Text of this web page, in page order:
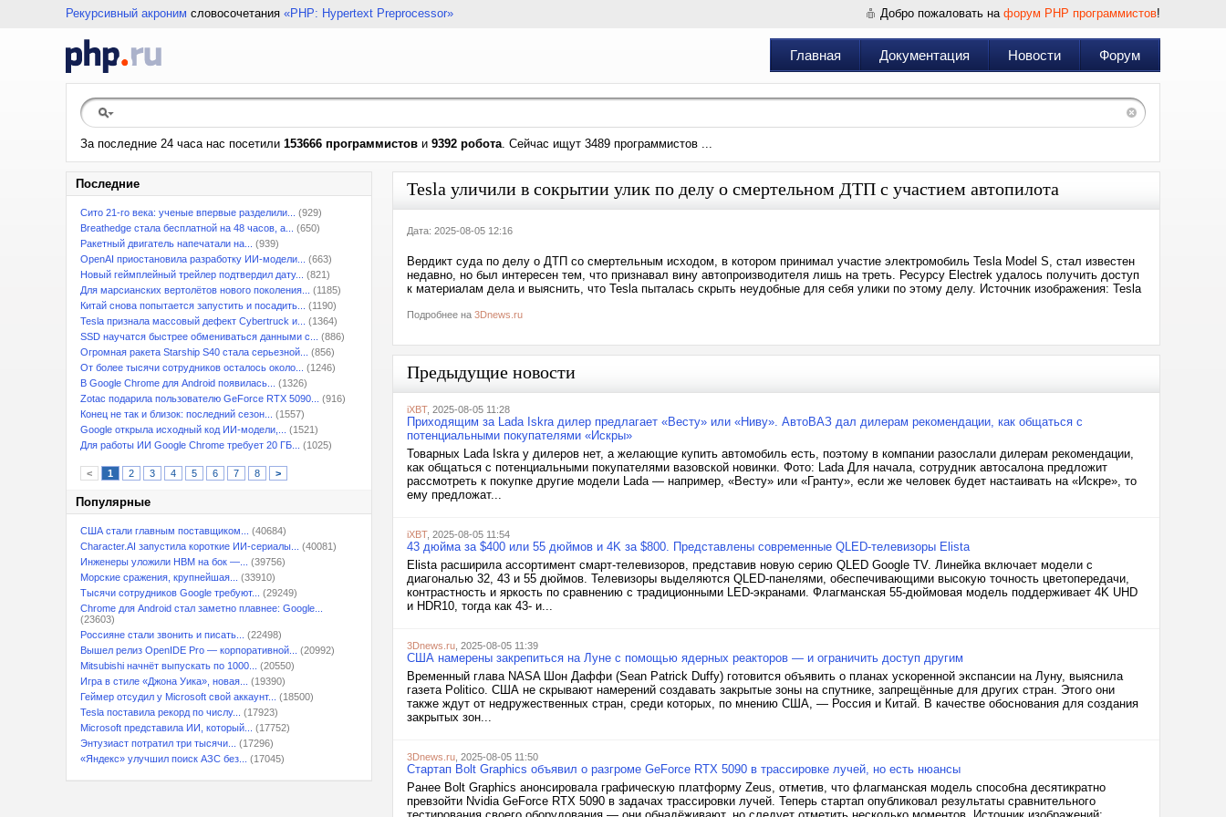
Рекурсивный акроним словосочетания «PHP: Hypertext Preprocessor» Добро пожаловать на форум PHP программистов!
Главная Документация Новости Форум
За последние 24 часа нас посетили 153666 программистов и 9392 робота. Сейчас ищут 3489 программистов ...
Последние
Сито 21-го века: ученые впервые разделили...
(929)
Breathedge стала бесплатной на 48 часов, а...
(650)
Ракетный двигатель напечатали на...
(939)
OpenAI приостановила разработку ИИ-модели...
(663)
Новый геймплейный трейлер подтвердил дату...
(821)
Для марсианских вертолётов нового поколения...
(1185)
Китай снова попытается запустить и посадить...
(1190)
Tesla признала массовый дефект Cybertruck и...
(1364)
SSD научатся быстрее обмениваться данными с...
(886)
Огромная ракета Starship S40 стала серьезной...
(856)
От более тысячи сотрудников осталось около...
(1246)
В Google Chrome для Android появилась...
(1326)
Zotac подарила пользователю GeForce RTX 5090...
(916)
Конец не так и близок: последний сезон...
(1557)
Google открыла исходный код ИИ-модели,...
(1521)
Для работы ИИ Google Chrome требует 20 ГБ...
(1025)
< 1 2 3 4 5 6 7 8 >
Популярные
США стали главным поставщиком...
(40684)
Character.AI запустила короткие ИИ-сериалы...
(40081)
Инженеры уложили HBM на бок —...
(39756)
Морские сражения, крупнейшая...
(33910)
Тысячи сотрудников Google требуют...
(29249)
Chrome для Android стал заметно плавнее: Google...
(23603)
Россияне стали звонить и писать...
(22498)
Вышел релиз OpenIDE Pro — корпоративной...
(20992)
Mitsubishi начнёт выпускать по 1000...
(20550)
Игра в стиле «Джона Уика», новая...
(19390)
Геймер отсудил у Microsoft свой аккаунт...
(18500)
Tesla поставила рекорд по числу...
(17923)
Microsoft представила ИИ, который...
(17752)
Энтузиаст потратил три тысячи...
(17296)
«Яндекс» улучшил поиск АЗС без...
(17045)
Tesla уличили в сокрытии улик по делу о смертельном ДТП с участием автопилота
Дата: 2025-08-05 12:16
Вердикт суда по делу о ДТП со смертельным исходом, в котором принимал участие электромобиль Tesla Model S, стал известен
недавно, но был интересен тем, что признавал вину автопроизводителя лишь на треть. Ресурсу Electrek удалось получить доступ
к материалам дела и выяснить, что Tesla пыталась скрыть неудобные для себя улики по этому делу. Источник изображения: Tesla
Подробнее на 3Dnews.ru
Предыдущие новости
iXBT, 2025-08-05 11:28
Приходящим за Lada Iskra дилер предлагает «Весту» или «Ниву». АвтоВАЗ дал дилерам рекомендации, как общаться с
потенциальными покупателями «Искры»
Товарных Lada Iskra у дилеров нет, а желающие купить автомобиль есть, поэтому в компании разослали дилерам рекомендации,
как общаться с потенциальными покупателями вазовской новинки. Фото: Lada Для начала, сотрудник автосалона предложит
рассмотреть к покупке другие модели Lada — например, «Весту» или «Гранту», если же человек будет настаивать на «Искре», то
ему предложат...
iXBT, 2025-08-05 11:54
43 дюйма за $400 или 55 дюймов и 4K за $800. Представлены современные QLED-телевизоры Elista
Elista расширила ассортимент смарт-телевизоров, представив новую серию QLED Google TV. Линейка включает модели с
диагональю 32, 43 и 55 дюймов. Телевизоры выделяются QLED-панелями, обеспечивающими высокую точность цветопередачи,
контрастность и яркость по сравнению с традиционными LED-экранами. Флагманская 55-дюймовая модель поддерживает 4K UHD
и HDR10, тогда как 43- и...
3Dnews.ru , 2025-08-05 11:39
США намерены закрепиться на Луне с помощью ядерных реакторов — и ограничить доступ другим
Временный глава NASA Шон Даффи (Sean Patrick Duffy) готовится объявить о планах ускоренной экспансии на Луну, выяснила
газета Politico. США не скрывают намерений создавать закрытые зоны на спутнике, запрещённые для других стран. Этого они
также ждут от недружественных стран, среди которых, по мнению США, — Россия и Китай. В качестве обоснования для создания
закрытых зон...
3Dnews.ru , 2025-08-05 11:50
Стартап Bolt Graphics объявил о разгроме GeForce RTX 5090 в трассировке лучей, но есть нюансы
Ранее Bolt Graphics анонсировала графическую платформу Zeus, отметив, что флагманская модель способна десятикратно
превзойти Nvidia GeForce RTX 5090 в задачах трассировки лучей. Теперь стартап опубликовал результаты сравнительного